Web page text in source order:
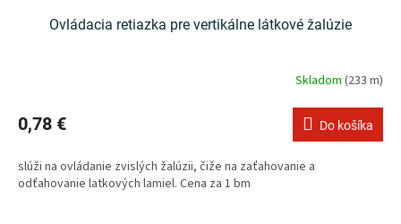
Ovládacia retiazka pre vertikálne látkové žalúzie
Skladom (233 m)
0,78 € Do košíka
slúži na ovládanie zvislých žalúzii, čiže na zaťahovanie a
odťahovanie latkových lamiel. Cena za 1 bm